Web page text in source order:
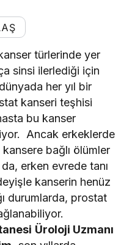
türlerinde yer
sinsi ilerlediği için
her yıl bir
kanseri teşhisi
bu kanser
Ancak erkeklerde
bağlı ölümler
erken evrede tanı
kanserin henüz
durumlarda, prostat
Üroloji Uzmanı